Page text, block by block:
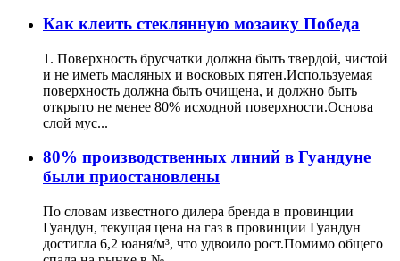
Как клеить стеклянную мозаику Победа
1. Поверхность брусчатки должна быть твердой, чистой
и не иметь масляных и восковых пятен.Используемая
поверхность должна быть очищена, и должно быть
открыто не менее 80% исходной поверхности.Основа
слой мус...
80% производственных линий в Гуандуне
были приостановлены
По словам известного дилера бренда в провинции
Гуандун, текущая цена на газ в провинции Гуандун
достигла 6,2 юаня/м³, что удвоило рост.Помимо общего